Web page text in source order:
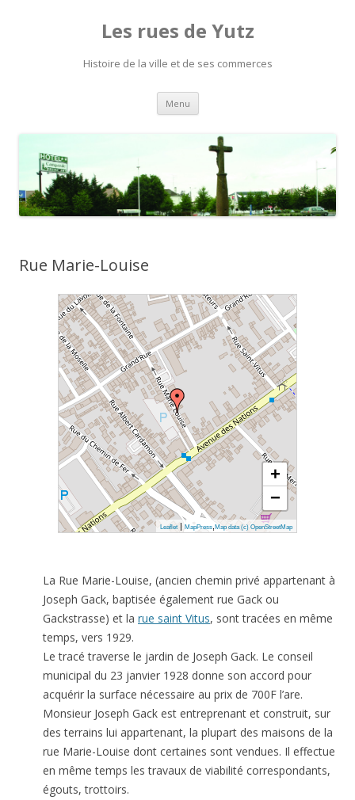
Les rues de Yutz
Histoire de la ville et de ses commerces
Menu Aller
contenu
Rue Marie-Louise
+
−
Leaflet |MapPress Map data (c) OpenStreetMap
La Rue Marie-Louise, (ancien chemin privé appartenant à
Joseph Gack, baptisée également rue Gack ou
Gackstrasse) et la rue saint Vitus, sont tracées en même
temps, vers 1929.
Le tracé traverse le jardin de Joseph Gack. Le conseil
municipal du 23 janvier 1928 donne son accord pour
acquérir la surface nécessaire au prix de 700F l’are.
Monsieur Joseph Gack est entreprenant et construit, sur
des terrains lui appartenant, la plupart des maisons de la
rue Marie-Louise dont certaines sont vendues. Il effectue
en même temps les travaux de viabilité correspondants,
égouts, trottoirs.